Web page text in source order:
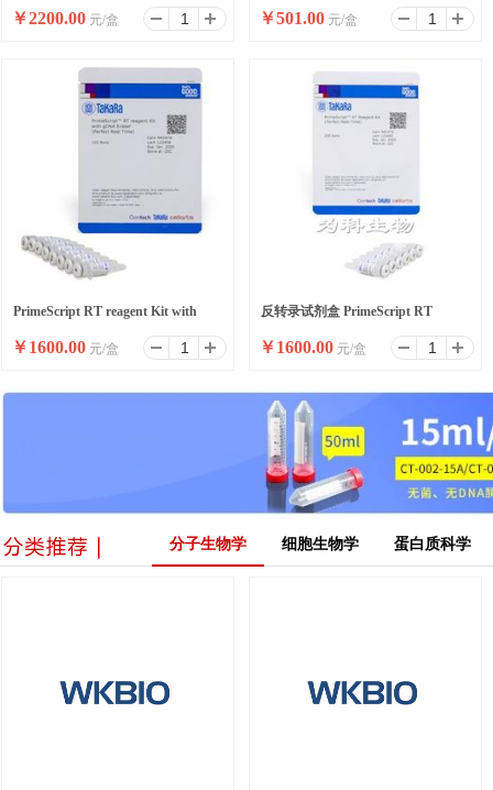
￥2200.00 元/盒 DNA Polymerase Ver.2
￥501.00 元/盒
PrimeScript RT reagent Kit with
gDNA Eraser
￥1600.00 元/盒
反转录试剂盒 PrimeScript RT
reagent Kit
￥1600.00 元/盒
分子生物学 细胞生物学 蛋白质科学